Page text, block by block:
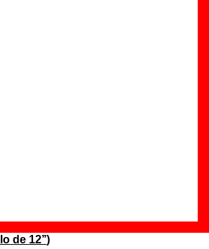
montaña es una montaña” (LP de
de 12’’)